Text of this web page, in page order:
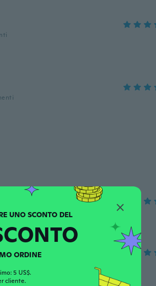
ORDINE
5 US$.
cliente.